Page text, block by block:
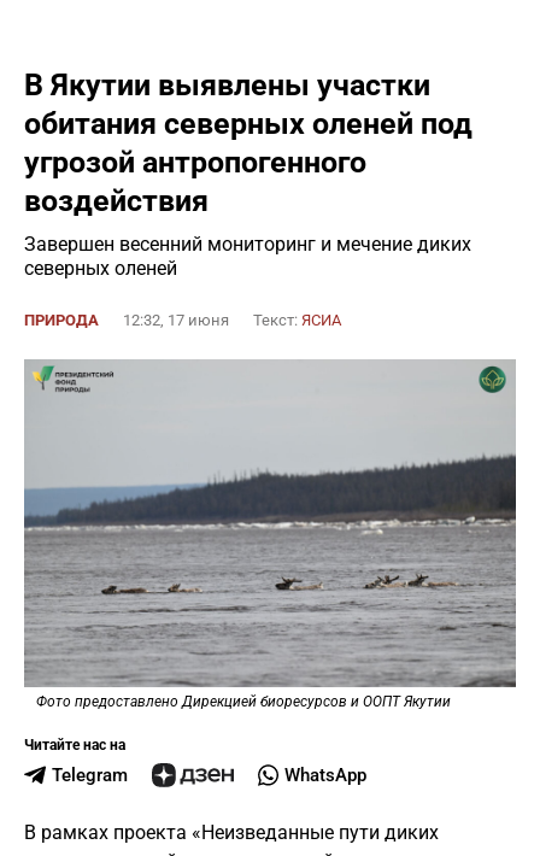
В Якутии выявлены участки
обитания северных оленей под
угрозой антропогенного
воздействия
Завершен весенний мониторинг и мечение диких
северных оленей
ПРИРОДА 12:32, 17 июня Текст: ЯСИА
Фото предоставлено Дирекцией биоресурсов и ООПТ Якутии
Читайте нас на
Telegram WhatsApp
В рамках проекта «Неизведанные пути диких